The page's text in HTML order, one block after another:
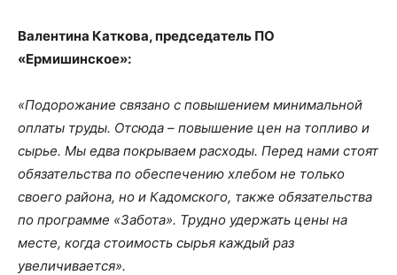
Валентина Каткова, председатель ПО
«Ермишинское»:
«Подорожание связано с повышением минимальной
оплаты труды. Отсюда – повышение цен на топливо и
сырье. Мы едва покрываем расходы. Перед нами стоят
обязательства по обеспечению хлебом не только
своего района, но и Кадомского, также обязательства
по программе «Забота». Трудно удержать цены на
месте, когда стоимость сырья каждый раз
увеличивается».